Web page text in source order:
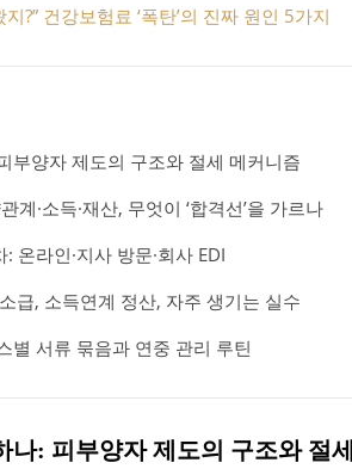
?” 건강보험료 ‘폭탄’의 진짜 원인 5가지
부양자 제도의 구조와 절세 메커니즘
계·소득·재산, 무엇이 ‘합격선’을 가르나
온라인·지사 방문·회사 EDI
급, 소득연계 정산, 자주 생기는 실수
별 서류 묶음과 연중 관리 루틴
나: 피부양자 제도의 구조와 절